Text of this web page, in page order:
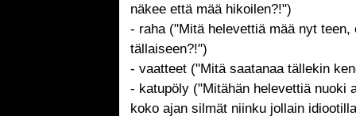
näkee että mää hikoilen?!")
- raha ("Mitä helevettiä mää nyt teen,
tällaiseen?!")
- vaatteet ("Mitä saatanaa tällekin
- katupöly ("Mitähän helevettiä nuoki
koko ajan silmät niinku jollain